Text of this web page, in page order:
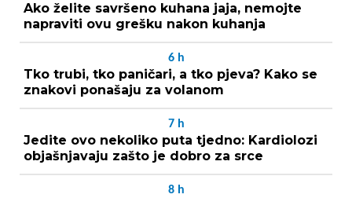
Ako želite savršeno kuhana jaja, nemojte
napraviti ovu grešku nakon kuhanja
6 h
Tko trubi, tko paničari, a tko pjeva? Kako se
znakovi ponašaju za volanom
7 h
Jedite ovo nekoliko puta tjedno: Kardiolozi
objašnjavaju zašto je dobro za srce
8 h